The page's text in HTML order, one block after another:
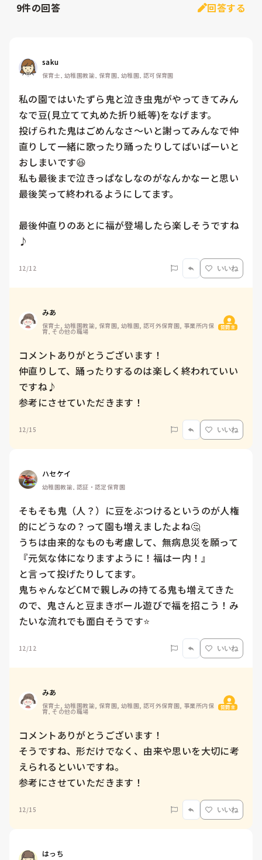
9件の回答 回答する
saku
保育士, 幼稚園教諭, 保育園, 幼稚園, 認可保育園
私の園ではいたずら鬼と泣き虫鬼がやってきてみん
なで豆(見立てて丸めた折り紙等)をなげます。
投げられた鬼はごめんなさ～いと謝ってみんなで仲
直りして一緒に歌ったり踊ったりしてばいばーいと
おしまいです😆
私も最後まで泣きっぱなしなのがなんかなーと思い
最後笑って終われるようにしてます。
最後仲直りのあとに福が登場したら楽しそうですね
♪
12/12 いいね
みあ
保育士, 幼稚園教諭, 保育園, 幼稚園, 認可外保育園, 事業所内保
育, その他の職場 質問主
コメントありがとうございます！
仲直りして、踊ったりするのは楽しく終われていい
ですね♪
参考にさせていただきます！
12/15 いいね
ハセケイ
幼稚園教諭, 認証・認定保育園
そもそも鬼（人？）に豆をぶつけるというのが人権
的にどうなの？って園も増えましたよね🤔
うちは由来的なものも考慮して、無病息災を願って
『元気な体になりますように！福はー内！』
と言って投げたりしてます。
鬼ちゃんなどCMで親しみの持てる鬼も増えてきた
ので、鬼さんと豆まきボール遊びで福を招こう！み
たいな流れでも面白そうです⭐️
12/12 いいね
みあ
保育士, 幼稚園教諭, 保育園, 幼稚園, 認可外保育園, 事業所内保
育, その他の職場 質問主
コメントありがとうございます！
そうですね、形だけでなく、由来や思いを大切に考
えられるといいですね。
参考にさせていただきます！
12/15 いいね
はっち